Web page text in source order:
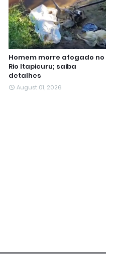
Homem morre afogado no
Rio Itapicuru; saiba
detalhes
August 01, 2026